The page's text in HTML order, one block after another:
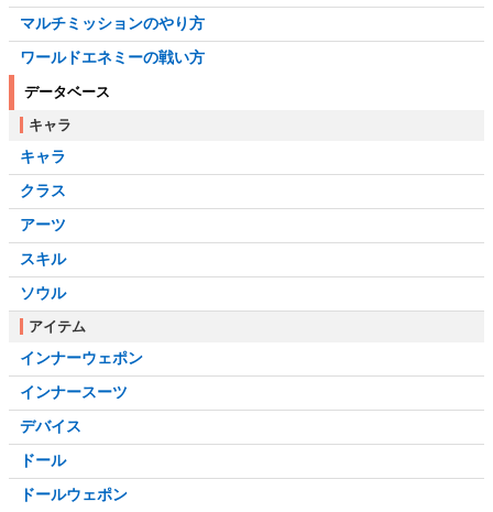
マルチミッションのやり方
ワールドエネミーの戦い方
データベース
キャラ
キャラ
クラス
アーツ
スキル
ソウル
アイテム
インナーウェポン
インナースーツ
デバイス
ドール
ドールウェポン